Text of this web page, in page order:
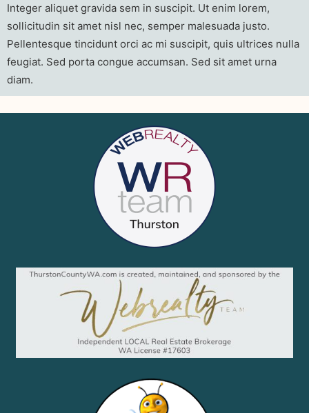
Integer aliquet gravida sem in suscipit. Ut enim lorem,
sollicitudin sit amet nisl nec, semper malesuada justo.
Pellentesque tincidunt orci ac mi suscipit, quis ultrices nulla
feugiat. Sed porta congue accumsan. Sed sit amet urna
diam.